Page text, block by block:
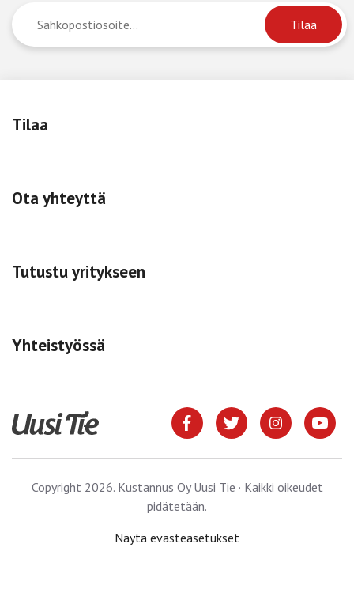
Tilaa
Ota yhteyttä
Tutustu yritykseen
Yhteistyössä
Copyright 2026. Kustannus Oy Uusi Tie · Kaikki oikeudet
pidätetään.
Näytä evästeasetukset